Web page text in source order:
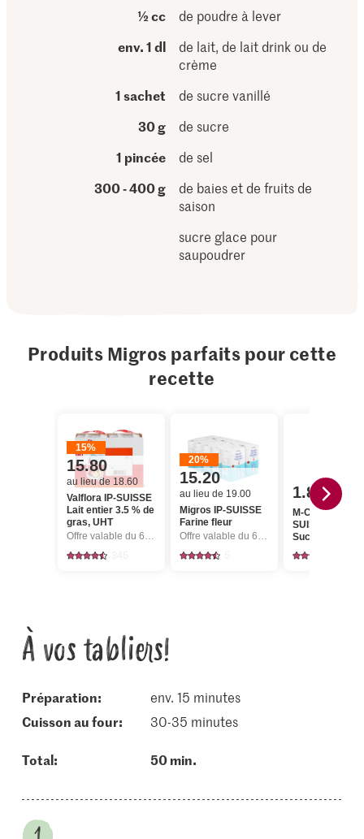
½ cc
de poudre à lever
env. 1 dl
de lait, de lait drink ou de
crème
1 sachet
de sucre vanillé
30 g
de sucre
1 pincée
de sel
300 - 400 g
de baies et de fruits de
saison
sucre glace pour
saupoudrer
Produits Migros parfaits pour cette
recette
15%
15.80
au lieu de 18.60
Valflora IP-SUISSE
Lait entier 3.5 % de
gras, UHT
Offre valable du 6.8 au 12.8.2026, jusqu’à épuisement du stock.
20%
15.20
au lieu de 19.00
Migros IP-SUISSE
Farine fleur
Offre valable du 6.8 au 12.8.2026, jusqu’à épuisement du stock.
1.80
M-Classic IP-
SUISSE Cristal
Sucre fin
À vos tabliers!
Préparation:
env. 15 minutes
cuisson au four:
30-35 minutes
Total: 50 min.